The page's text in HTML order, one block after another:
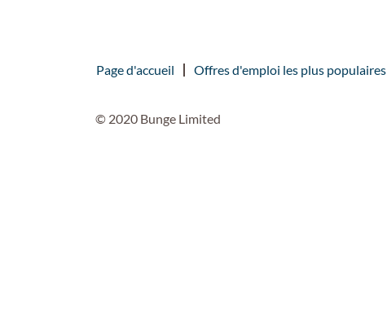
Page d'accueil Offres d'emploi les plus populaires
© 2020 Bunge Limited